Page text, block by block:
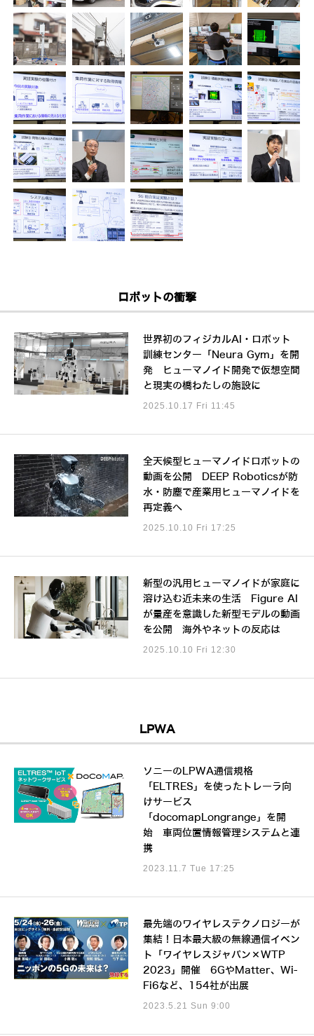
ロボットの衝撃
世界初のフィジカルAI・ロボット
訓練センター「Neura Gym」を開
発 ヒューマノイド開発で仮想空間
と現実の橋わたしの施設に
2025.10.17 Fri 11:45
全天候型ヒューマノイドロボットの
動画を公開 DEEP Roboticsが防
水・防塵で産業用ヒューマノイドを
再定義へ
2025.10.10 Fri 17:25
新型の汎用ヒューマノイドが家庭に
溶け込む近未来の生活 Figure AI
が量産を意識した新型モデルの動画
を公開 海外やネットの反応は
2025.10.10 Fri 12:30
LPWA
ソニーのLPWA通信規格
「ELTRES」を使ったトレーラ向
けサービス
「docomapLongrange」を開
始 車両位置情報管理システムと連
携
2023.11.7 Tue 17:25
最先端のワイヤレステクノロジーが
集結！日本最大級の無線通信イベン
ト「ワイヤレスジャパン×WTP
2023」開催 6GやMatter、Wi-
Fi6など、154社が出展
2023.5.21 Sun 9:00